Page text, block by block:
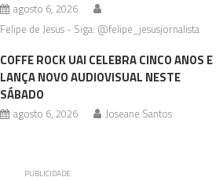
agosto 6, 2026
Felipe de Jesus - Siga: @felipe_jesusjornalista
COFFE ROCK UAI CELEBRA CINCO ANOS E
LANÇA NOVO AUDIOVISUAL NESTE
SÁBADO
agosto 6, 2026 Joseane Santos